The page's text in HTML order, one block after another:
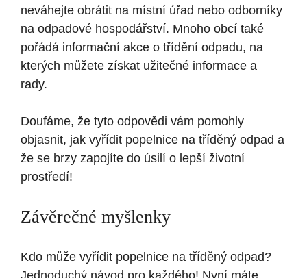
neváhejte obrátit na místní úřad nebo odborníky
na odpadové hospodářství. Mnoho obcí také
pořádá informační akce o třídění odpadu, na
kterých můžete získat užitečné informace a
rady.
Doufáme, že tyto odpovědi vám pomohly
objasnit, jak vyřídit popelnice na tříděný odpad a
že se brzy zapojíte do úsilí o lepší životní
prostředí!
Závěrečné myšlenky
Kdo může vyřídit popelnice na tříděný odpad?